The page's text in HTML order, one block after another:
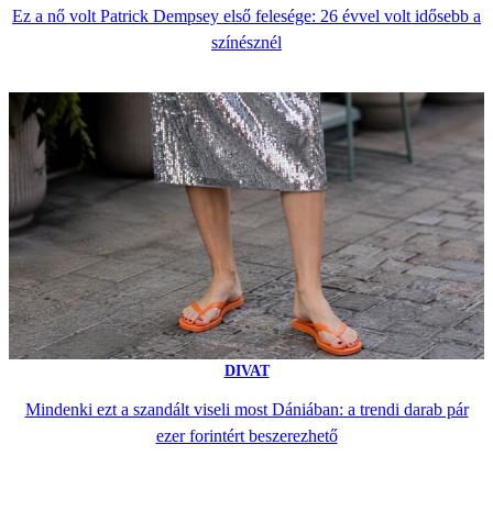
Ez a nő volt Patrick Dempsey első felesége: 26 évvel volt idősebb a
színésznél
DIVAT
Mindenki ezt a szandált viseli most Dániában: a trendi darab pár
ezer forintért beszerezhető